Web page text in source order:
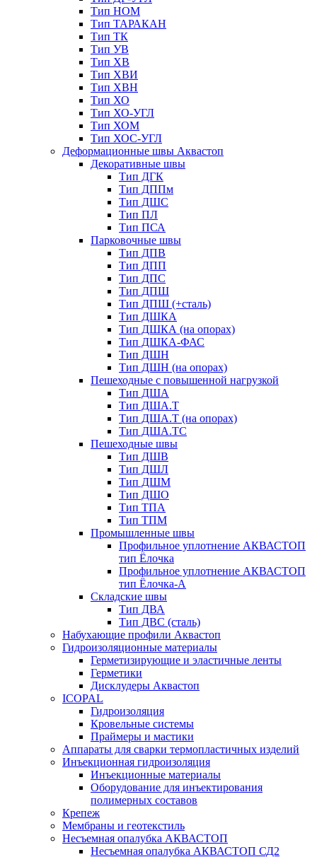
Тип НОМ
Тип ТАРАКАН
Тип ТК
Тип УВ
Тип ХВ
Тип ХВИ
Тип ХВН
Тип ХО
Тип ХО-УГЛ
Тип ХОМ
Тип ХОС-УГЛ
Деформационные швы Аквастоп
Декоративные швы
Тип ДГК
Тип ДППм
Тип ДШС
Тип ПЛ
Тип ПСА
Парковочные швы
Тип ДПВ
Тип ДПП
Тип ДПС
Тип ДПШ
Тип ДПШ (+сталь)
Тип ДШКА
Тип ДШКА (на опорах)
Тип ДШКА-ФАС
Тип ДШН
Тип ДШН (на опорах)
Пешеходные с повышенной нагрузкой
Тип ДША
Тип ДША.Т
Тип ДША.Т (на опорах)
Тип ДША.ТС
Пешеходные швы
Тип ДШВ
Тип ДШЛ
Тип ДШМ
Тип ДШО
Тип ТПА
Тип ТПМ
Промышленные швы
Профильное уплотнение АКВАСТОП
тип Ёлочка
Профильное уплотнение АКВАСТОП
тип Ёлочка-А
Складские швы
Тип ДВА
Тип ДВС (сталь)
Набухающие профили Аквастоп
Гидроизоляционные материалы
Герметизирующие и эластичные ленты
Герметики
Дисклудеры Аквастоп
ICOPAL
Гидроизоляция
Кровельные системы
Праймеры и мастики
Аппараты для сварки термопластичных изделий
Инъекционная гидроизоляция
Инъекционные материалы
Оборудование для инъектирования
полимерных составов
Крепеж
Мембраны и геотекстиль
Несъемная опалубка АКВАСТОП
Несъемная опалубка АКВАСТОП СД2